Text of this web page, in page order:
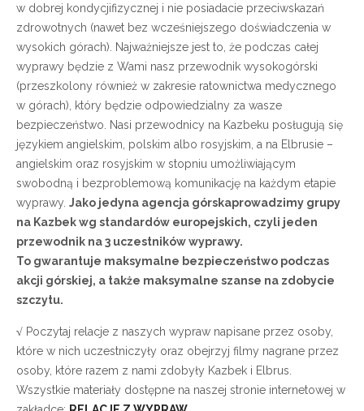
w dobrej kondycjifizycznej i nie posiadacie przeciwskazań
zdrowotnych (nawet bez wcześniejszego doświadczenia w
wysokich górach). Najważniejsze jest to, że podczas całej
wyprawy będzie z Wami nasz przewodnik wysokogórski
(przeszkolony również w zakresie ratownictwa medycznego
w górach), który będzie odpowiedzialny za wasze
bezpieczeństwo. Nasi przewodnicy na Kazbeku posługują się
językiem angielskim, polskim albo rosyjskim, a na Elbrusie –
angielskim oraz rosyjskim w stopniu umożliwiającym
swobodną i bezproblemową komunikację na każdym etapie
wyprawy. Jako jedyna agencja górskaprowadzimy grupy
na Kazbek wg standardów europejskich, czyli jeden
przewodnik na 3 uczestników wyprawy.
To gwarantuje maksymalne bezpieczeństwo podczas
akcji górskiej, a także maksymalne szanse na zdobycie
szczytu.
√ Poczytaj relacje z naszych wypraw napisane przez osoby,
które w nich uczestniczyły oraz obejrzyj filmy nagrane przez
osoby, które razem z nami zdobyły Kazbek i Elbrus.
Wszystkie materiały dostępne na naszej stronie internetowej w